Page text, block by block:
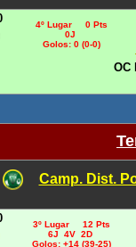
4º Lugar 0 Pts
0J
Golos: 0 (0-0)
OC
Camp. Dist.
3º Lugar 12 Pts
6J 4V 2D
Golos: +14 (39-25)